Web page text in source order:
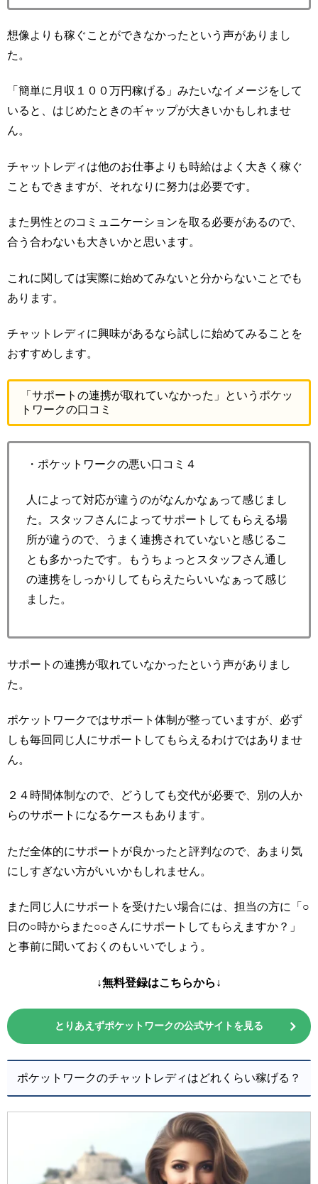
想像よりも稼ぐことができなかったという声がありまし
た。
「簡単に月収１００万円稼げる」みたいなイメージをして
いると、はじめたときのギャップが大きいかもしれませ
ん。
チャットレディは他のお仕事よりも時給はよく大きく稼ぐ
こともできますが、それなりに努力は必要です。
また男性とのコミュニケーションを取る必要があるので、
合う合わないも大きいかと思います。
これに関しては実際に始めてみないと分からないことでも
あります。
チャットレディに興味があるなら試しに始めてみることを
おすすめします。
「サポートの連携が取れていなかった」というポケッ
トワークの口コミ
・ポケットワークの悪い口コミ４
人によって対応が違うのがなんかなぁって感じまし
た。スタッフさんによってサポートしてもらえる場
所が違うので、うまく連携されていないと感じるこ
とも多かったです。もうちょっとスタッフさん通し
の連携をしっかりしてもらえたらいいなぁって感じ
ました。
サポートの連携が取れていなかったという声がありまし
た。
ポケットワークではサポート体制が整っていますが、必ず
しも毎回同じ人にサポートしてもらえるわけではありませ
ん。
２４時間体制なので、どうしても交代が必要で、別の人か
らのサポートになるケースもあります。
ただ全体的にサポートが良かったと評判なので、あまり気
にしすぎない方がいいかもしれません。
また同じ人にサポートを受けたい場合には、担当の方に「○
日の○時からまた○○さんにサポートしてもらえますか？」
と事前に聞いておくのもいいでしょう。
↓無料登録はこちらから↓
とりあえずポケットワークの公式サイトを見る
ポケットワークのチャットレディはどれくらい稼げる？